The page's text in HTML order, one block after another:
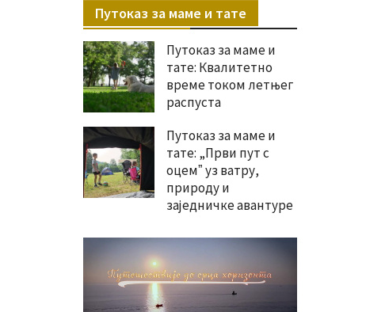
Путоказ за маме и тате
Путоказ за маме и
тате: Квалитетно
време током летњег
распуста
Путоказ за маме и
тате: „Први пут с
оцемˮ уз ватру,
природу и
заједничке авантуре